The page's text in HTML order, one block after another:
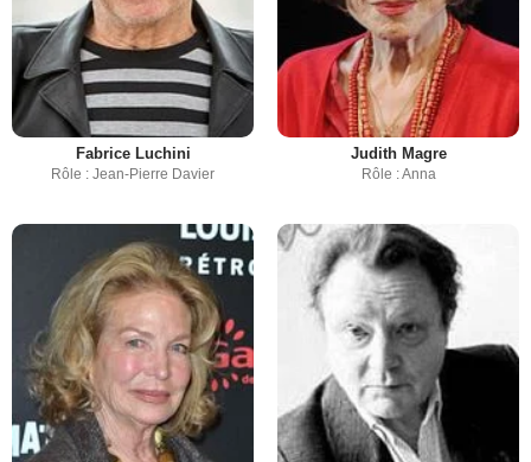
Fabrice Luchini
Rôle : Jean-Pierre Davier
Judith Magre
Rôle : Anna